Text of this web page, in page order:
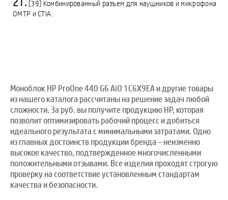
[39] Комбинированный разъем для наушников и микрофона
OMTP и CTIA.
Моноблок HP ProOne 440 G6 AiO 1C6X9EA и другие товары
из нашего каталога рассчитаны на решение задач любой
сложности. За руб. вы получите продукцию HP, которая
позволит оптимизировать рабочий процесс и добиться
идеального результата с минимальными затратами. Одно
из главных достоинств продукции бренда – неизменно
высокое качество, подтвержденное многочисленными
положительными отзывами. Все изделия проходят строгую
проверку на соответствие установленным стандартам
качества и безопасности.